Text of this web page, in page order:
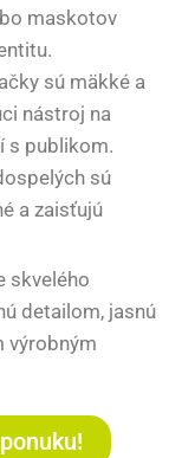
maskotov
sú mäkké a
nástroj na
s publikom.
sú
a zaisťujú
skvelého
detailom, jasnú
výrobným